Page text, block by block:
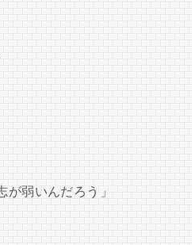
が弱いんだろう」